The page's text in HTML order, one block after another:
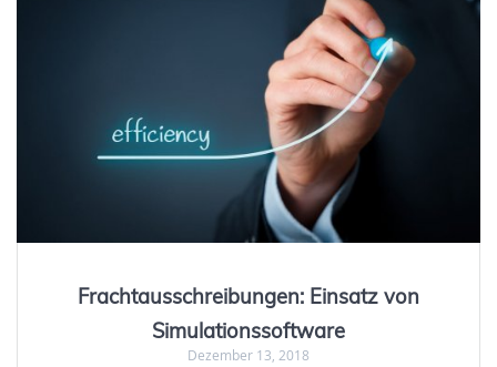
Frachtausschreibungen: Einsatz von
Simulationssoftware
Dezember 13, 2018